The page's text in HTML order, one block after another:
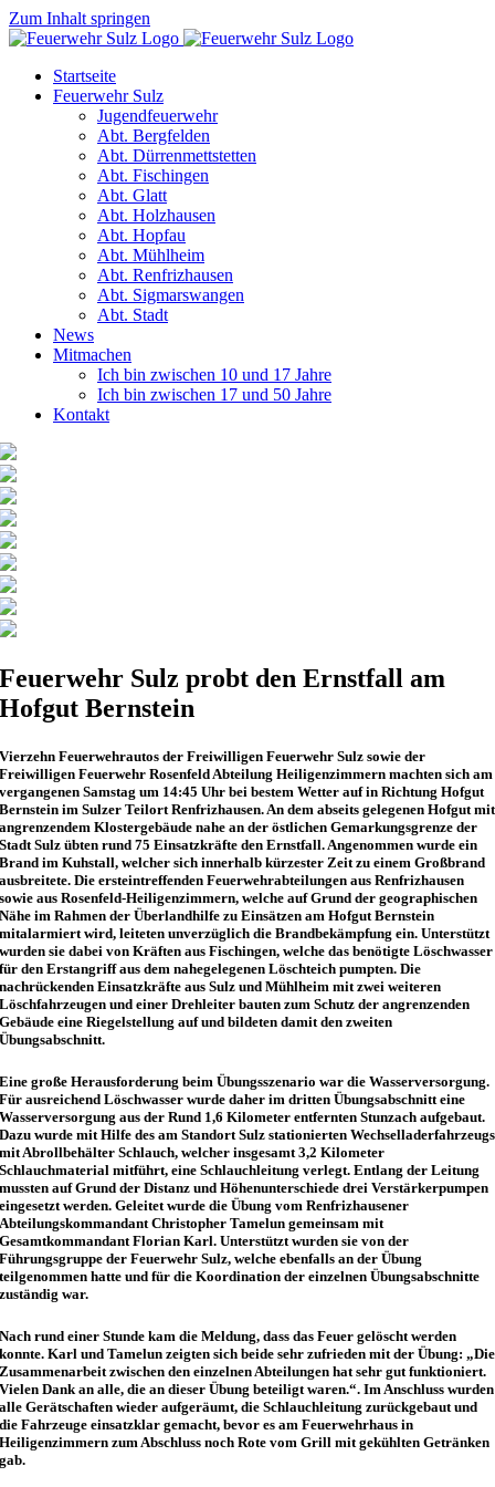
Zum Inhalt springen
Startseite
Feuerwehr Sulz
Jugendfeuerwehr
Abt. Bergfelden
Abt. Dürrenmettstetten
Abt. Fischingen
Abt. Glatt
Abt. Holzhausen
Abt. Hopfau
Abt. Mühlheim
Abt. Renfrizhausen
Abt. Sigmarswangen
Abt. Stadt
News
Mitmachen
Ich bin zwischen 10 und 17 Jahre
Ich bin zwischen 17 und 50 Jahre
Kontakt
Feuerwehr Sulz probt den Ernstfall am
Hofgut Bernstein
Vierzehn Feuerwehrautos der Freiwilligen Feuerwehr Sulz sowie der
Freiwilligen Feuerwehr Rosenfeld Abteilung Heiligenzimmern machten sich am
vergangenen Samstag um 14:45 Uhr bei bestem Wetter auf in Richtung Hofgut
Bernstein im Sulzer Teilort Renfrizhausen. An dem abseits gelegenen Hofgut mit
angrenzendem Klostergebäude nahe an der östlichen Gemarkungsgrenze der
Stadt Sulz übten rund 75 Einsatzkräfte den Ernstfall. Angenommen wurde ein
Brand im Kuhstall, welcher sich innerhalb kürzester Zeit zu einem Großbrand
ausbreitete. Die ersteintreffenden Feuerwehrabteilungen aus Renfrizhausen
sowie aus Rosenfeld-Heiligenzimmern, welche auf Grund der geographischen
Nähe im Rahmen der Überlandhilfe zu Einsätzen am Hofgut Bernstein
mitalarmiert wird, leiteten unverzüglich die Brandbekämpfung ein. Unterstützt
wurden sie dabei von Kräften aus Fischingen, welche das benötigte Löschwasser
für den Erstangriff aus dem nahegelegenen Löschteich pumpten. Die
nachrückenden Einsatzkräfte aus Sulz und Mühlheim mit zwei weiteren
Löschfahrzeugen und einer Drehleiter bauten zum Schutz der angrenzenden
Gebäude eine Riegelstellung auf und bildeten damit den zweiten
Übungsabschnitt.
Eine große Herausforderung beim Übungsszenario war die Wasserversorgung.
Für ausreichend Löschwasser wurde daher im dritten Übungsabschnitt eine
Wasserversorgung aus der Rund 1,6 Kilometer entfernten Stunzach aufgebaut.
Dazu wurde mit Hilfe des am Standort Sulz stationierten Wechselladerfahrzeugs
mit Abrollbehälter Schlauch, welcher insgesamt 3,2 Kilometer
Schlauchmaterial mitführt, eine Schlauchleitung verlegt. Entlang der Leitung
mussten auf Grund der Distanz und Höhenunterschiede drei Verstärkerpumpen
eingesetzt werden. Geleitet wurde die Übung vom Renfrizhausener
Abteilungskommandant Christopher Tamelun gemeinsam mit
Gesamtkommandant Florian Karl. Unterstützt wurden sie von der
Führungsgruppe der Feuerwehr Sulz, welche ebenfalls an der Übung
teilgenommen hatte und für die Koordination der einzelnen Übungsabschnitte
zuständig war.
Nach rund einer Stunde kam die Meldung, dass das Feuer gelöscht werden
konnte. Karl und Tamelun zeigten sich beide sehr zufrieden mit der Übung: „Die
Zusammenarbeit zwischen den einzelnen Abteilungen hat sehr gut funktioniert.
Vielen Dank an alle, die an dieser Übung beteiligt waren.“. Im Anschluss wurden
alle Gerätschaften wieder aufgeräumt, die Schlauchleitung zurückgebaut und
die Fahrzeuge einsatzklar gemacht, bevor es am Feuerwehrhaus in
Heiligenzimmern zum Abschluss noch Rote vom Grill mit gekühlten Getränken
gab.